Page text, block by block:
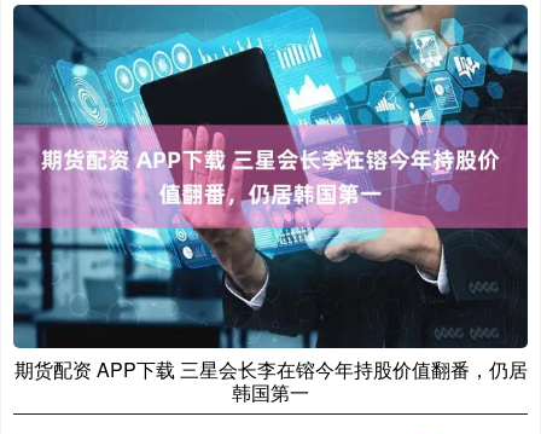
期货配资 APP下载 三星会长李在镕今年持股价值翻番，仍居
韩国第一